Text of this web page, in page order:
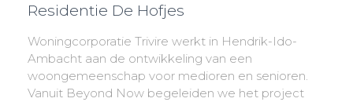
Residentie De Hofjes
Woningcorporatie Trivire werkt in Hendrik-Ido-
Ambacht aan de ontwikkeling van een
woongemeenschap voor medioren en senioren.
Vanuit Beyond Now begeleiden we het project